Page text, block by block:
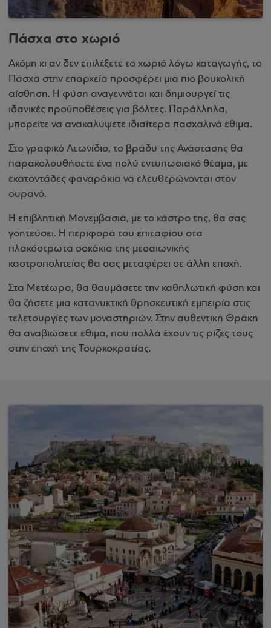
Πάσχα στο χωριό
Ακόμη κι αν δεν επιλέξετε το χωριό λόγω καταγωγής, το
Πάσχα στην επαρχεία προσφέρει μια πιο βουκολική
αίσθηση. Η φύση αναγεννάται και δημιουργεί τις
ιδανικές προϋποθέσεις για βόλτες. Παράλληλα,
μπορείτε να ανακαλύψετε ιδιαίτερα πασχαλινά έθιμα.
Στο γραφικό Λεωνίδιο, το βράδυ της Ανάστασης θα
παρακολουθήσετε ένα πολύ εντυπωσιακό θέαμα, με
εκατοντάδες φαναράκια να ελευθερώνονται στον
ουρανό.
Η επιβλητική Μονεμβασιά, με το κάστρο της, θα σας
γοητεύσει. Η περιφορά του επιταφίου στα
πλακόστρωτα σοκάκια της μεσαιωνικής
καστροπολιτείας θα σας μεταφέρει σε άλλη εποχή.
Στα Μετέωρα, θα θαυμάσετε την καθηλωτική φύση και
θα ζήσετε μια κατανυκτική θρησκευτική εμπειρία στις
τελετουργίες των μοναστηριών. Στην αυθεντική Θράκη
θα αναβιώσετε έθιμα, που πολλά έχουν τις ρίζες τους
στην εποχή της Τουρκοκρατίας.